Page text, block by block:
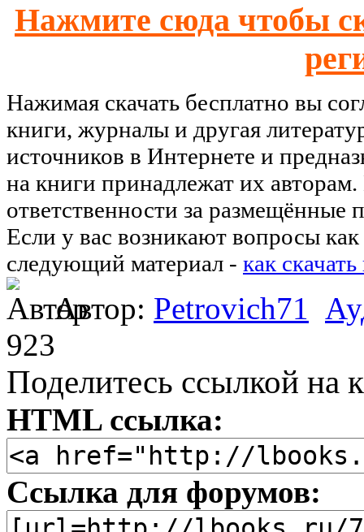
Нажмите сюда чтобы
Нажимая скачать бесплатно вы
книги, журналы и другая
источников в Интернете и
на книги принадлежат их
ответственности за размещённые
Если у вас возникают вопросы как
следующий материал - как
Автор: Petrovich71
923
Поделитесь ссылкой на
HTML ссылка:
Ссылка для форумов: